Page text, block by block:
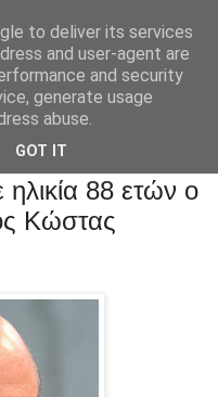
88 ετών ο
Κώστας
to deliver its services
and user-agent are
and security
generate usage
abuse.
GOT IT